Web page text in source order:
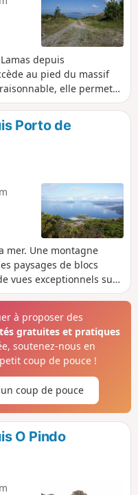
depuis
au pied du massif
elle permet
de la Runa. Elle offre
sur la Plage de Carnota,
et le Cap
Porto de
mer. Une montagne
paysages de blocs
vues exceptionnels sur
Corcubión, Ézaro,
Dans la première
à proposer des
gratuites et pratiques
soutenez-nous en
coup de pouce !
coup de pouce
O Pindo